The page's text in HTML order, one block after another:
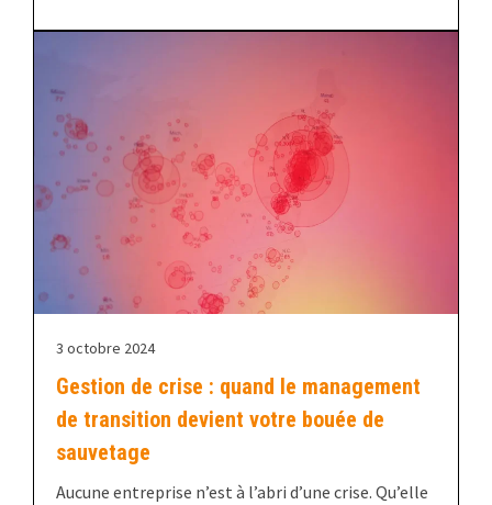
3 octobre 2024
Gestion de crise : quand le management
de transition devient votre bouée de
sauvetage
Aucune entreprise n’est à l’abri d’une crise. Qu’elle